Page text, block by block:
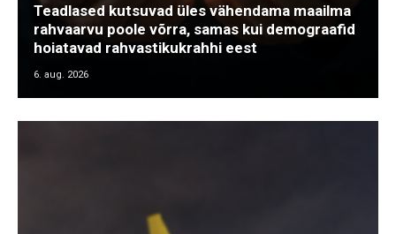
Teadlased kutsuvad üles vähendama maailma
rahvaarvu poole võrra, samas kui demograafid
hoiatavad rahvastikukrahhi eest
6. aug. 2026